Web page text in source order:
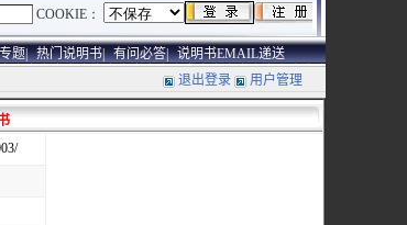
题| 热门说明书| 有问必答| 说明书EMAIL递送
退出登录 用户管理